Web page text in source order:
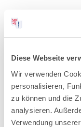
Diese Webseite
Wir verwenden
personalisieren,
zu können und die
analysieren.
Verwendung
20.06.2025
Hessisches
Ausgabe 7/2025